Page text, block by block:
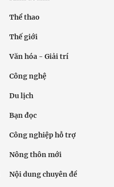
Thể thao
Thế giới
Văn hóa - Giải trí
Công nghệ
Du lịch
Bạn đọc
Công nghiệp hỗ trợ
Nông thôn mới
Nội dung chuyên đề